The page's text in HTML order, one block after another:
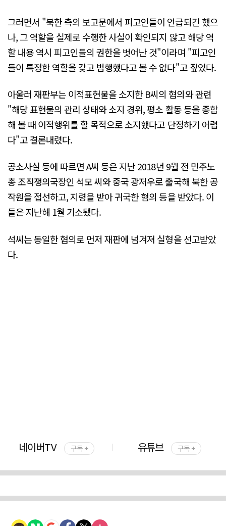
그러면서 "북한 측의 보고문에서 피고인들이 언급되긴 했으
나, 그 역할을 실제로 수행한 사실이 확인되지 않고 해당 역
할 내용 역시 피고인들의 권한을 벗어난 것"이라며 "피고인
들이 특정한 역할을 갖고 범행했다고 볼 수 없다"고 짚었다.
아울러 재판부는 이적표현물을 소지한 B씨의 혐의와 관련
"해당 표현물의 관리 상태와 소지 경위, 평소 활동 등을 종합
해 볼 때 이적행위를 할 목적으로 소지했다고 단정하기 어렵
다"고 결론내렸다.
공소사실 등에 따르면 A씨 등은 지난 2018년 9월 전 민주노
총 조직쟁의국장인 석모 씨와 중국 광저우로 출국해 북한 공
작원을 접선하고, 지령을 받아 귀국한 혐의 등을 받았다. 이
들은 지난해 1월 기소됐다.
석씨는 동일한 혐의로 먼저 재판에 넘겨져 실형을 선고받았
다.
네이버TV 구독 + 유튜브 구독 +